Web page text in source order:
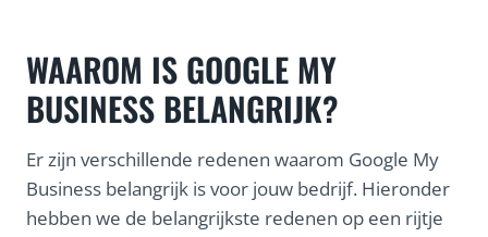
WAAROM IS GOOGLE MY
BUSINESS BELANGRIJK?
Er zijn verschillende redenen waarom Google My
Business belangrijk is voor jouw bedrijf. Hieronder
hebben we de belangrijkste redenen op een rijtje